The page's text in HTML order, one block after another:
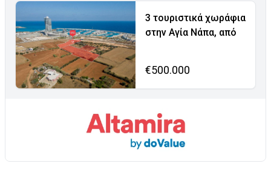
3 τουριστικά χωράφια
στην Αγία Νάπα, από
€500.000